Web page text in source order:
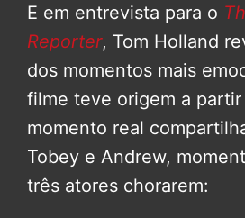
E em entrevista para o
Reporter, Tom Holland
dos momentos mais
filme teve origem a partir
momento real
Tobey e Andrew,
três atores chorarem: